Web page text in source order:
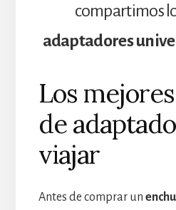
compartimos
adaptadores
Los
de
viajar
Antes de comprar un